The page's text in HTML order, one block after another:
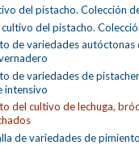
del pistacho. Colección
del pistacho.
de variedades autóctonas
de variedades de
intensivo
del cultivo de lechuga,
de variedades de